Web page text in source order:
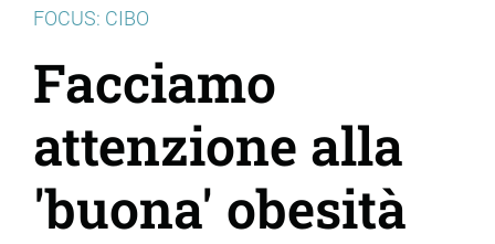
FOCUS: CIBO
Facciamo
attenzione alla
'buona' obesità